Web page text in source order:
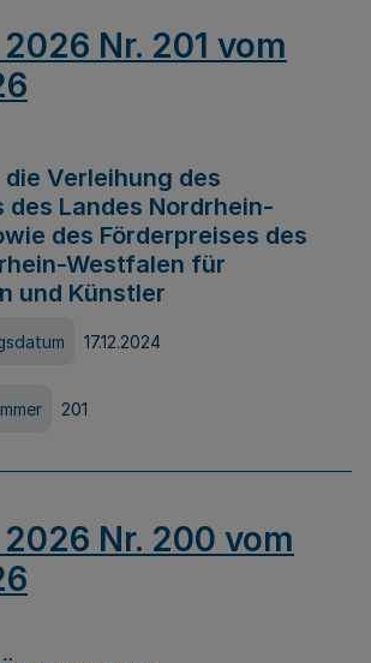
Nr. 201 vom
Verleihung des
des Landes Nordrhein-
des Förderpreises des
Westfalen für
und Künstler
17.12.2024
201
2026 Nr. 200 vom